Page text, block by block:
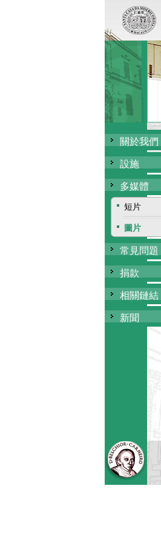
關於我們
設施
多媒體
短片
圖片
常見問題
捐款
相關鏈結
新聞